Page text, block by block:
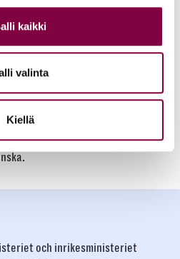
kaikki
valinta
Kiellä
är intresserad av språk och
och inrikesministeriet